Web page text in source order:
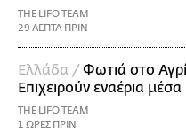
THE LIFO TEAM
29 ΛΕΠΤΑ ΠΡΙΝ
Ελλάδα /Φωτιά στο
Επιχειρούν εναέρια μέσα
THE LIFO TEAM
1 ΩΡΕΣ ΠΡΙΝ